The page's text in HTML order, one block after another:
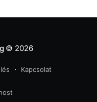
© 2026
Kapcsolat